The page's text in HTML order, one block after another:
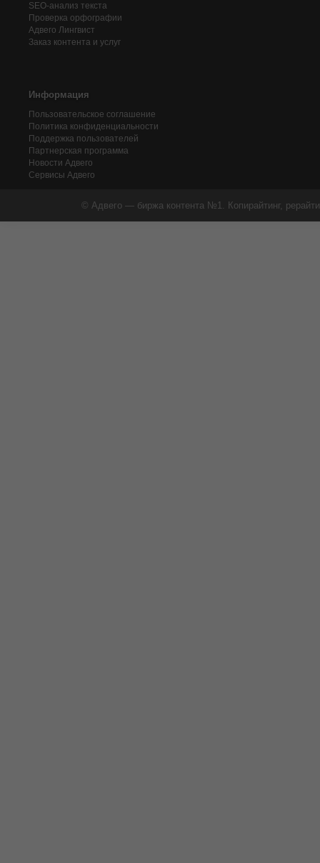
SEO-анализ текста
Проверка орфографии
Адвего Лингвист
Заказ контента и услуг
Информация
Пользовательское соглашение
Политика конфиденциальности
Поддержка пользователей
Партнерская программа
Новости Адвего
Сервисы Адвего
© Адвего — биржа контента №1. Копирайтинг,